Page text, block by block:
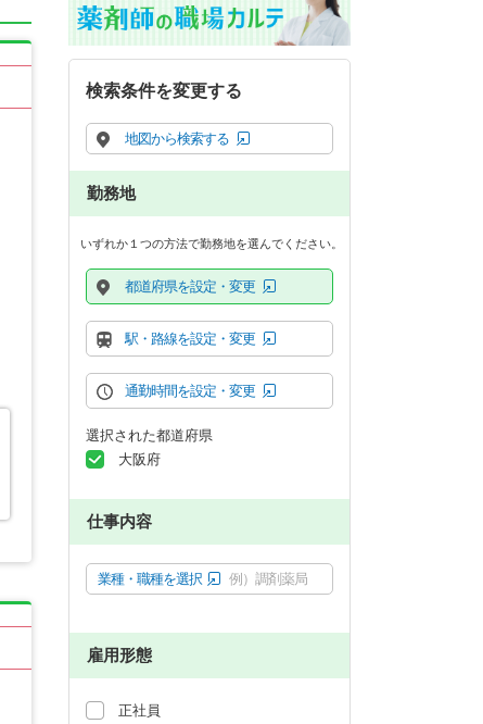
検索条件を変更する
地図から検索する
勤務地
いずれか１つの方法で勤務地を選んでください。
都道府県を設定・変更
駅・路線を設定・変更
通勤時間を設定・変更
選択された都道府県
大阪府
仕事内容
業種・職種を選択 例）調剤薬局
雇用形態
正社員